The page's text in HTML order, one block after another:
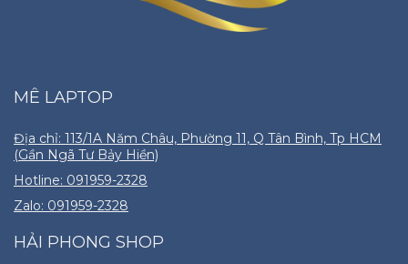
MÊ LAPTOP
Địa chỉ: 113/1A Năm Châu, Phường 11, Q Tân Bình, Tp HCM
(Gần Ngã Tư Bảy Hiền)
Hotline: 091959-2328
Zalo: 091959-2328
HẢI PHONG SHOP